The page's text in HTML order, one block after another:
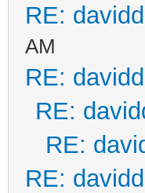
RE:
AM
RE:
RE:
RE:
RE: